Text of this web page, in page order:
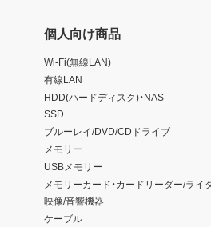
個人向け商品
Wi-Fi(無線LAN)
有線LAN
HDD(ハードディスク)・NAS
SSD
ブルーレイ/DVD/CDドライブ
メモリー
USBメモリー
メモリーカード・カードリーダー/ライ
映像/音響機器
ケーブル